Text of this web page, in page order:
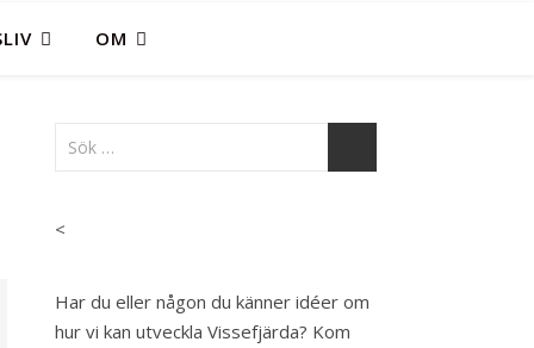
OM
<
Har du eller någon du känner idéer om
hur vi kan utveckla Vissefjärda? Kom